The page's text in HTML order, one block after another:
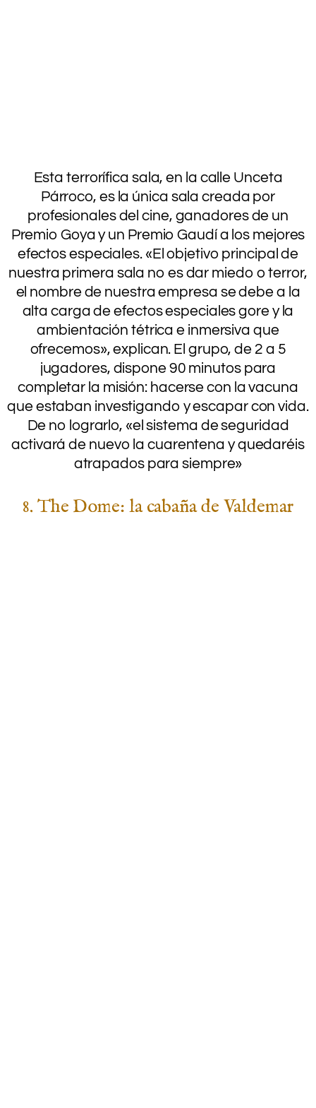
Esta terrorífica sala, en la calle Unceta
Párroco, es la única sala creada por
profesionales del cine, ganadores de un
Premio Goya y un Premio Gaudí a los mejores
efectos especiales. «El objetivo principal de
nuestra primera sala no es dar miedo o terror,
el nombre de nuestra empresa se debe a la
alta carga de efectos especiales gore y la
ambientación tétrica e inmersiva que
ofrecemos», explican. El grupo, de 2 a 5
jugadores, dispone 90 minutos para
completar la misión: hacerse con la vacuna
que estaban investigando y escapar con vida.
De no lograrlo, «el sistema de seguridad
activará de nuevo la cuarentena y quedaréis
atrapados para siempre»
8. The Dome: la cabaña de Valdemar